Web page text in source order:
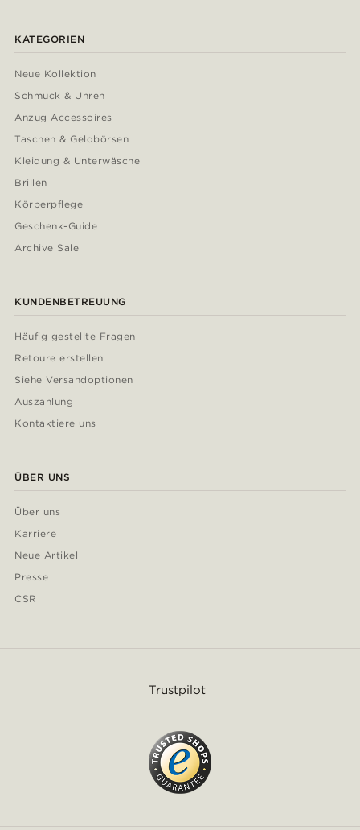
KATEGORIEN
Neue Kollektion
Schmuck & Uhren
Anzug Accessoires
Taschen & Geldbörsen
Kleidung & Unterwäsche
Brillen
Körperpflege
Geschenk-Guide
Archive Sale
KUNDENBETREUUNG
Häufig gestellte Fragen
Retoure erstellen
Siehe Versandoptionen
Auszahlung
Kontaktiere uns
ÜBER UNS
Über uns
Karriere
Neue Artikel
Presse
CSR
Trustpilot